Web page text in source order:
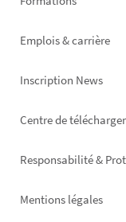
Emplois & carrière
Inscription News
Footer
Centre de
Responsabilité &
Mentions légales